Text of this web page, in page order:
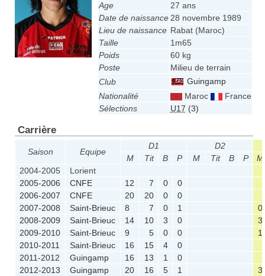
Age
27 ans
Date de naissance 28 novembre 1989
Lieu de naissance Rabat (Maroc)
Taille
1m65
Poids
60 kg
Poste
Milieu de terrain
Club
Guingamp
Nationalité
Maroc
France
Sélections
U17 (3)
Carrière
Saison Equipe
D1
D2
M
Tit B P M Tit B P
M
2004-2005
Lorient
2005-2006
CNFE 12 7 0
0
2006-2007
CNFE 20 20 0
0
2007-2008
Saint-Brieuc 8 7 0 1
0
2008-2009
Saint-Brieuc 14 10 3 0
3
2009-2010
Saint-Brieuc 9 5 0 0
1
2010-2011
Saint-Brieuc 16 15 4
0
2011-2012
Guingamp 16 13 1
0
2012-2013
Guingamp 20 16 5 1
3